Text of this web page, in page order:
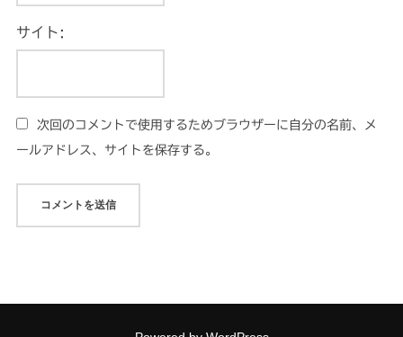
サイト:
次回のコメントで使用するためブラウザーに自分の名前、メ
ールアドレス、サイトを保存する。